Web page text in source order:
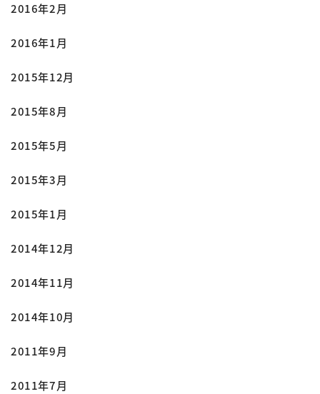
2016年2月
2016年1月
2015年12月
2015年8月
2015年5月
2015年3月
2015年1月
2014年12月
2014年11月
2014年10月
2011年9月
2011年7月